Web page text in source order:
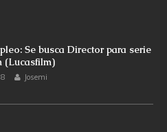
Se busca Director para serie
(Lucasfilm)
Josemi